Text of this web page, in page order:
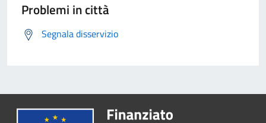
Problemi in città
Segnala disservizio